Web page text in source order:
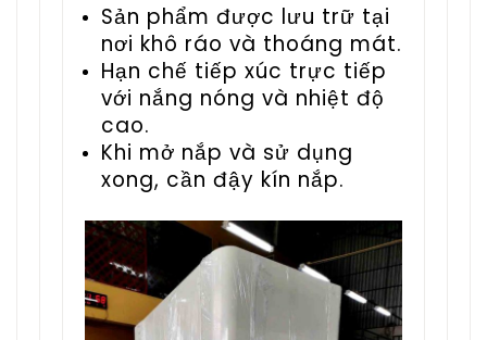
Sản phẩm được lưu trữ tại
nơi khô ráo và thoáng mát.
Hạn chế tiếp xúc trực tiếp
với nắng nóng và nhiệt độ
cao.
Khi mở nắp và sử dụng
xong, cần đậy kín nắp.